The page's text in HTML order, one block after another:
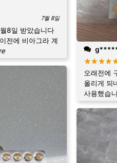
7월 8일
8일 받았습니다
전에 비아그라 계
오래전에
올리게 되
사용했습